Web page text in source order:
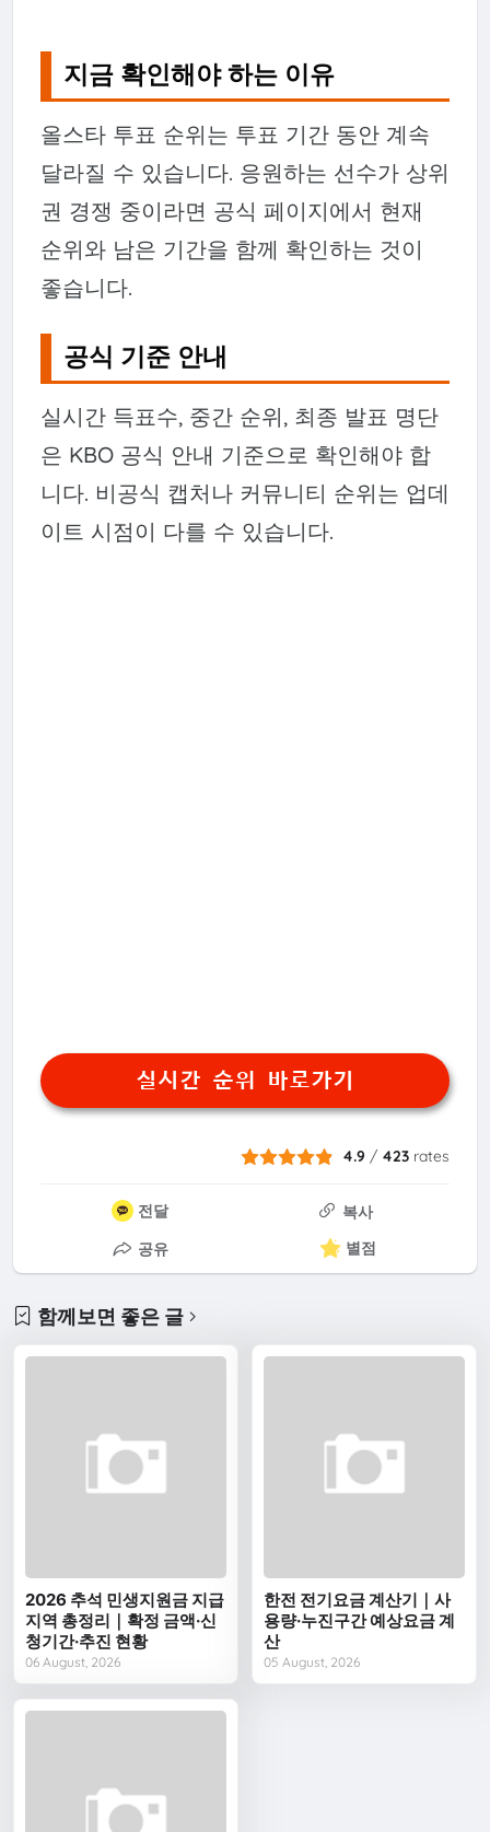
지금 확인해야 하는 이유
올스타 투표 순위는 투표 기간 동안 계속
달라질 수 있습니다. 응원하는 선수가 상위
권 경쟁 중이라면 공식 페이지에서 현재
순위와 남은 기간을 함께 확인하는 것이
좋습니다.
공식 기준 안내
실시간 득표수, 중간 순위, 최종 발표 명단
은 KBO 공식 안내 기준으로 확인해야 합
니다. 비공식 캡처나 커뮤니티 순위는 업데
이트 시점이 다를 수 있습니다.
실시간 순위 바로가기
4.9 / 423 rates
전달
복사
공유
별점
함께보면 좋은 글
2026 추석 민생지원금 지급
지역 총정리｜확정 금액·신
청기간·추진 현황
06 August, 2026
한전 전기요금 계산기｜사
용량·누진구간 예상요금 계
산
05 August, 2026